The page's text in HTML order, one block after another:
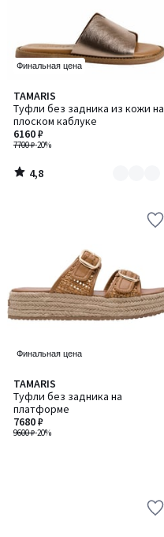
Финальная цена
TAMARIS
Туфли без задника из кожи на
плоском каблуке
7700 ₽-20%
6160 ₽
4,8
/ 5
Количество
цветов:
2
4,8
/
Финальная цена
TAMARIS
Туфли без задника на
платформе
9600 ₽-20%
7680 ₽